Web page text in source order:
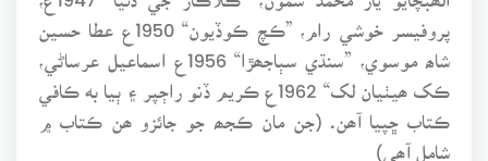
پروفيسر خوشي رام، ”ڪچ ڪوڏيون“ 1950ع عطا حسين
شاھ موسوي، ”سنڌي سٻاجھڙا“ 1956ع اسماعيل عرساڻي،
ڪک ھيٺيان لک“ 1962ع ڪريم ڏنو راڄپر ۽ ٻيا به ڪافي
ڪتاب ڇپيا آھن. (جن مان ڪجھ جو جائزو ھن ڪتاب ۾
شامل آھي)